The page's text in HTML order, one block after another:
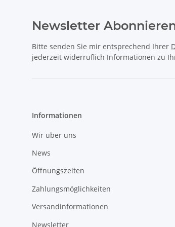
Newsletter
Bitte senden Sie mir entsprechend Ihrer
jederzeit widerruflich Informationen zu
Informationen
Wir über uns
News
Öffnungszeiten
Zahlungsmöglichkeiten
Versandinformationen
Newsletter